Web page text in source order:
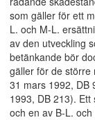
som gäller för ett
L. och M-L.
av den utveckling
betänkande bör
gäller för de större
31 mars 1992, DB
1993, DB 213).
och en av B-L.